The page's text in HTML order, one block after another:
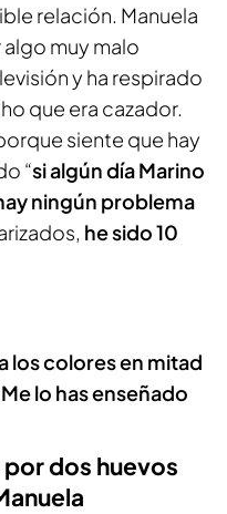
relación. Manuela
muy malo
y ha respirado
que era cazador.
siente que hay
“si algún día Marino
ningún problema
he sido 10
los colores en mitad
lo has enseñado
dos huevos